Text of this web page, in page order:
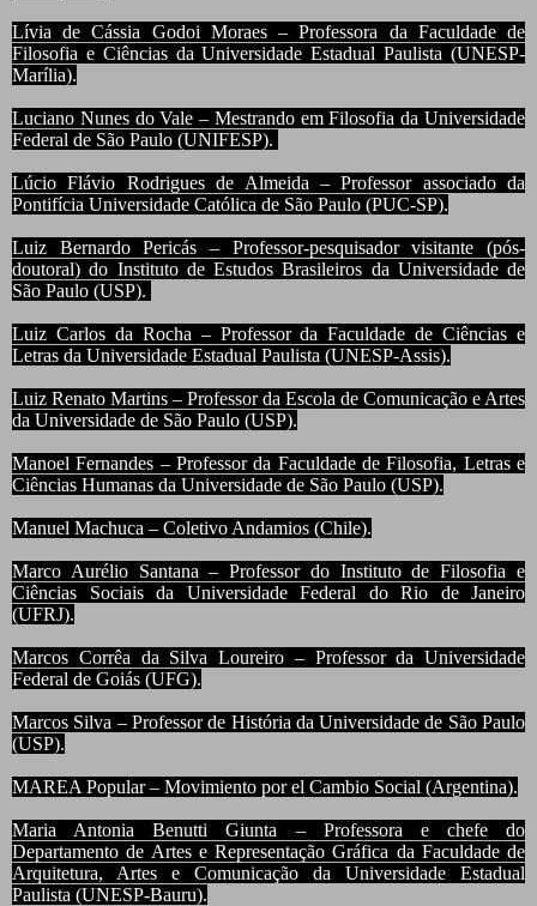
Lívia de Cássia Godoi Moraes – Professora da Faculdade de
Filosofia e Ciências da Universidade Estadual Paulista (UNESP-
Marília).
Luciano Nunes do Vale – Mestrando em Filosofia da Universidade
Federal de São Paulo (UNIFESP).
Lúcio Flávio Rodrigues de Almeida – Professor associado da
Pontifícia Universidade Católica de São Paulo (PUC-SP).
Luiz Bernardo Pericás – Professor-pesquisador visitante (pós-
doutoral) do Instituto de Estudos Brasileiros da Universidade de
São Paulo (USP).
Luiz Carlos da Rocha – Professor da Faculdade de Ciências e
Letras da Universidade Estadual Paulista (UNESP-Assis).
Luiz Renato Martins – Professor da Escola de Comunicação e Artes
da Universidade de São Paulo (USP).
Manoel Fernandes – Professor da Faculdade de Filosofia, Letras e
Ciências Humanas da Universidade de São Paulo (USP).
Manuel Machuca – Coletivo Andamios (Chile).
Marco Aurélio Santana – Professor do Instituto de Filosofia e
Ciências Sociais da Universidade Federal do Rio de Janeiro
(UFRJ).
Marcos Corrêa da Silva Loureiro – Professor da Universidade
Federal de Goiás (UFG).
Marcos Silva – Professor de História da Universidade de São Paulo
(USP).
MAREA Popular – Movimiento por el Cambio Social (Argentina).
Maria Antonia Benutti Giunta – Professora e chefe do
Departamento de Artes e Representação Gráfica da Faculdade de
Arquitetura, Artes e Comunicação da Universidade Estadual
Paulista (UNESP-Bauru).